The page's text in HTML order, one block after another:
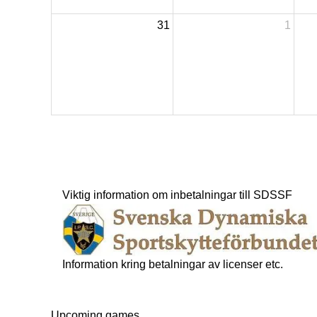
31 1
Viktig information om inbetalningar till SDSSF
Information kring betalningar av licenser etc.